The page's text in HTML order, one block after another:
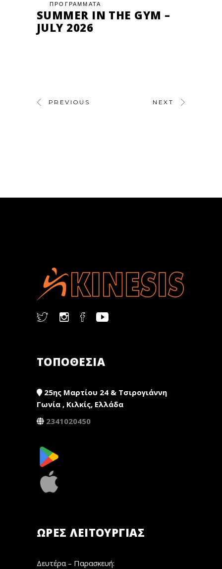
ΠΡΟΓΡΑΜΜΑΤΑ
SUMMER IN THE GYM –
JULY 2026
PREVIOUS NEXT
ΤΟΠΟΘΕΣΙΑ
25ης Μαρτίου 24 & Τσιρογιάννη
Γωνία , Κιλκίς, Ελλάδα
2341020450
ΏΡΕΣ ΛΕΙΤΟΥΡΓΊΑΣ
Δευτέρα – Παρασκευή: